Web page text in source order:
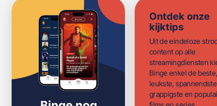
Ontdek onze
kijktips
Uit de eindeloze
content op alle
streamingdiensten
Binge enkel de beste,
leukste,
grappigste en